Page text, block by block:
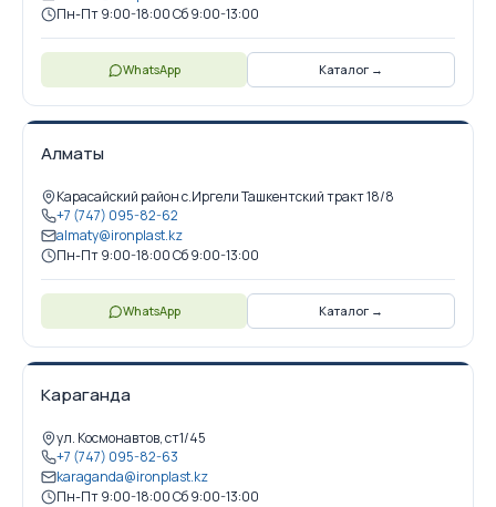
Пн-Пт 9:00-18:00 Сб 9:00-13:00
WhatsApp Каталог →
Алматы
Карасайский район с.Иргели Ташкентский тракт 18/8
+7 (747) 095-82-62
almaty@ironplast.kz
Пн-Пт 9:00-18:00 Сб 9:00-13:00
WhatsApp Каталог →
Караганда
ул. Космонавтов, ст1/45
+7 (747) 095-82-63
karaganda@ironplast.kz
Пн-Пт 9:00-18:00 Сб 9:00-13:00